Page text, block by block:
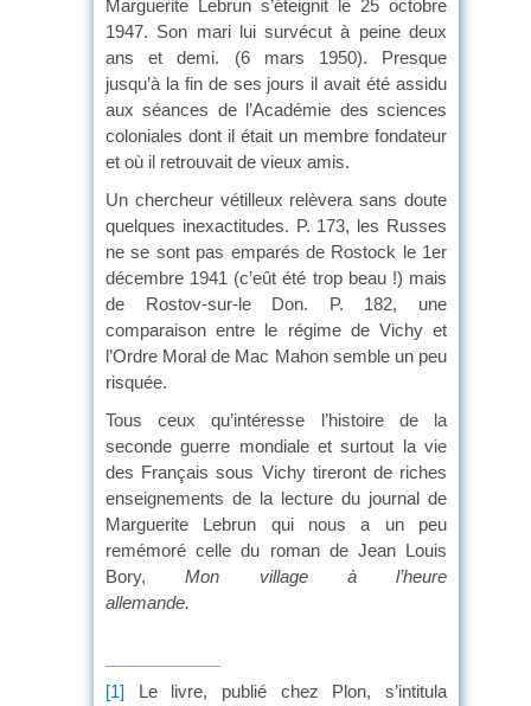
Marguerite Lebrun s’éteignit le 25 octobre
1947. Son mari lui survécut à peine deux
ans et demi. (6 mars 1950). Presque
jusqu’à la fin de ses jours il avait été assidu
aux séances de l’Académie des sciences
coloniales dont il était un membre fondateur
et où il retrouvait de vieux amis.
Un chercheur vétilleux relèvera sans doute
quelques inexactitudes. P. 173, les Russes
ne se sont pas emparés de Rostock le 1er
décembre 1941 (c’eût été trop beau !) mais
de Rostov-sur-le Don. P. 182, une
comparaison entre le régime de Vichy et
l’Ordre Moral de Mac Mahon semble un peu
risquée.
Tous ceux qu’intéresse l’histoire de la
seconde guerre mondiale et surtout la vie
des Français sous Vichy tireront de riches
enseignements de la lecture du journal de
Marguerite Lebrun qui nous a un peu
remémoré celle du roman de Jean Louis
Bory,Mon village à l’heure
allemande.
[1] Le livre, publié chez Plon, s’intitula